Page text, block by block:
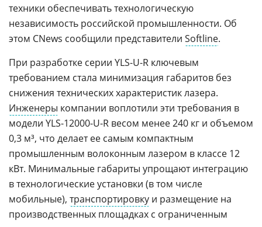
техники обеспечивать технологическую
независимость российской промышленности. Об
этом CNews сообщили представители Softline.
При разработке серии YLS-U-R ключевым
требованием стала минимизация габаритов без
снижения технических характеристик лазера.
Инженеры компании воплотили эти требования в
модели YLS-12000-U-R весом менее 240 кг и объемом
0,3 м³, что делает ее самым компактным
промышленным волоконным лазером в классе 12
кВт. Минимальные габариты упрощают интеграцию
в технологические установки (в том числе
мобильные), транспортировку и размещение на
производственных площадках с ограниченным